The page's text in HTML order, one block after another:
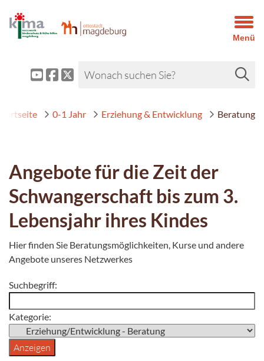
Menü
0-1 Jahr Erziehung & Entwicklung Beratung
Angebote für die Zeit der
Schwangerschaft bis zum 3.
Lebensjahr ihres Kindes
Hier finden Sie Beratungsmöglichkeiten, Kurse und andere
Angebote unseres Netzwerkes
Suchbegriff:
Kategorie: